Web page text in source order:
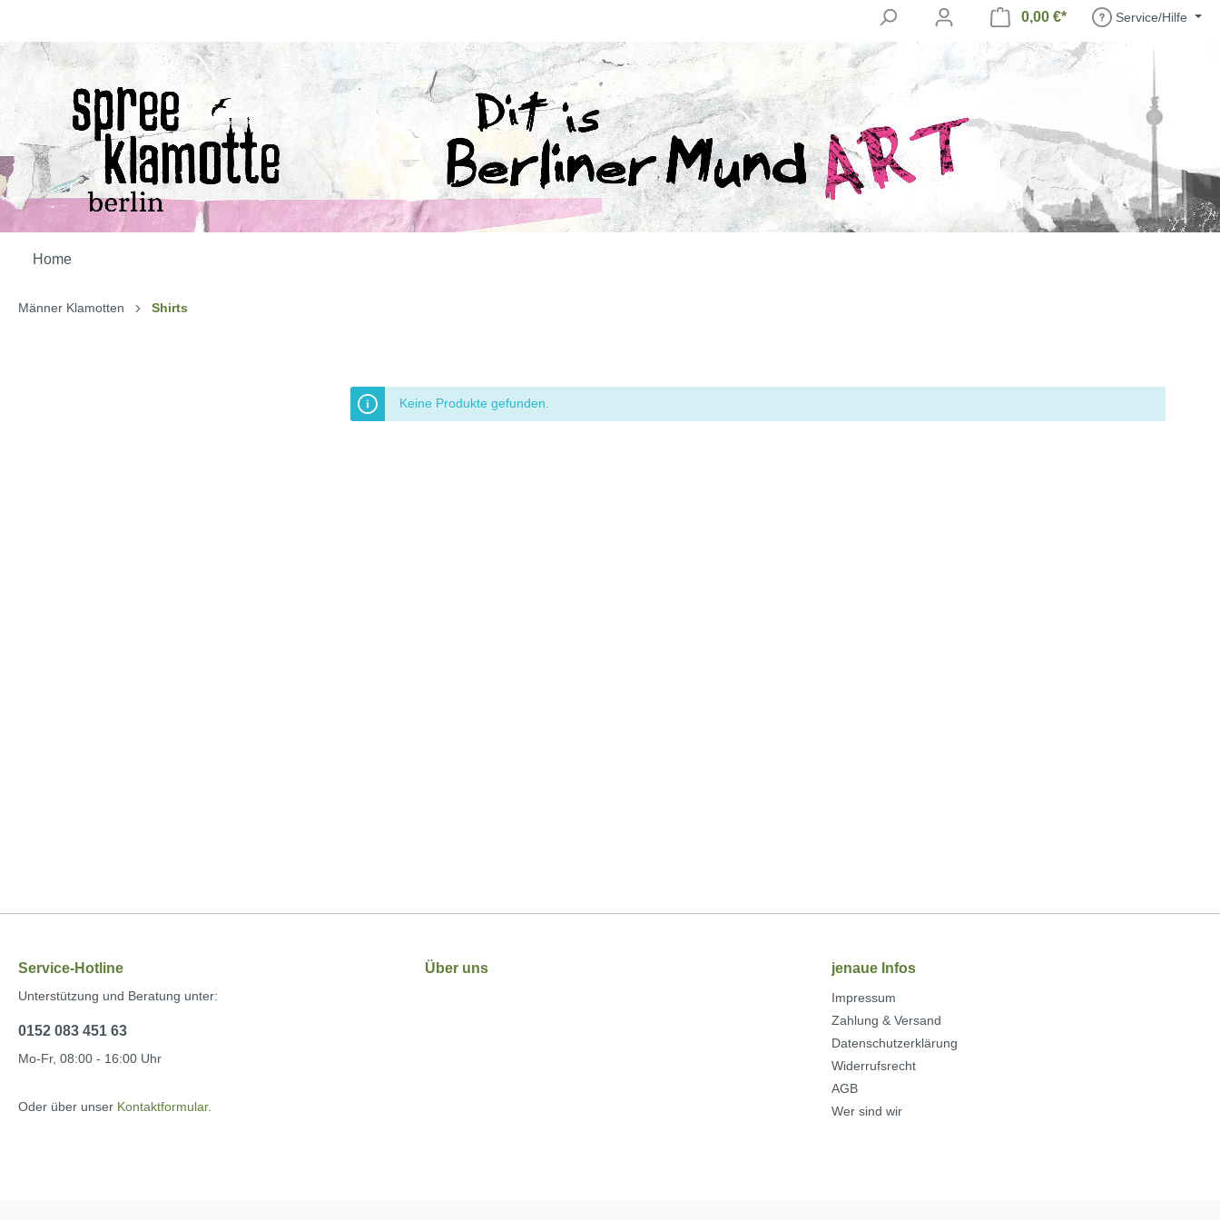
0,00 €* Service/Hilfe
Home
Männer Klamotten Shirts
Keine Produkte gefunden.
Service-Hotline
Unterstützung und Beratung unter:
0152 083 451 63
Mo-Fr, 08:00 - 16:00 Uhr
Oder über unser Kontaktformular.
Über uns jenaue Infos
Impressum
Zahlung & Versand
Datenschutzerklärung
Widerrufsrecht
AGB
Wer sind wir